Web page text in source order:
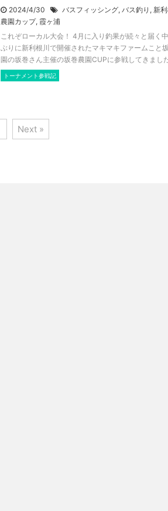
2024/4/30 バスフィッシング, バス釣り , 新
農園カップ, 霞ヶ浦
これぞローカル大会！ 4月に入り釣果が続々と届く
ぶりに新利根川で開催されたマキマキファームこと
園の坂巻さん主催の坂巻農園CUPに参戦してきまし
トーナメント参戦記
Next »